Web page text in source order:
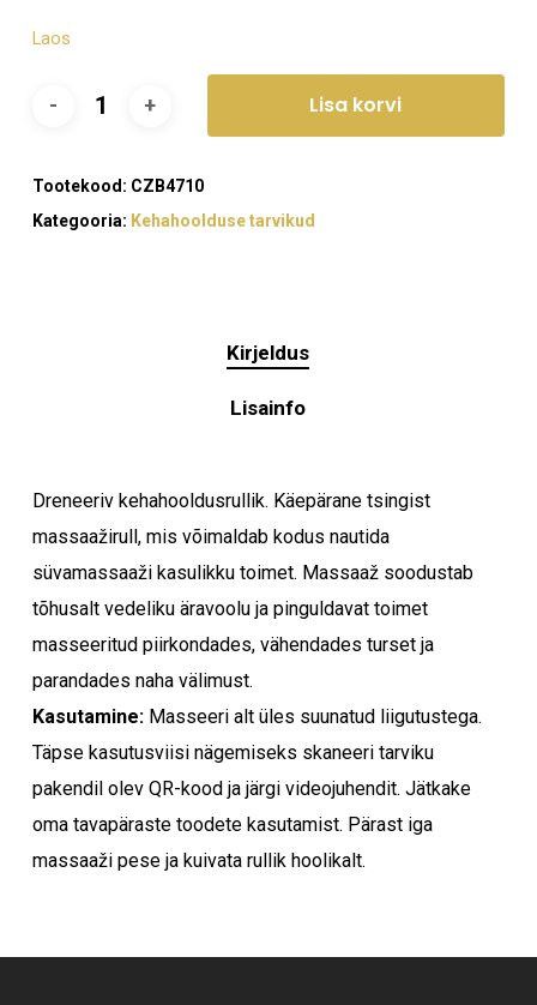
Ostukorvis ei ole tooteid.
Mine poodi
Laos
Lisa korvi
Tootekood: CZB4710
Kategooria: Kehahoolduse tarvikud
Kirjeldus
Lisainfo
Dreneeriv kehahooldusrullik. Käepärane tsingist
massaažirull, mis võimaldab kodus nautida
süvamassaaži kasulikku toimet. Massaaž soodustab
tõhusalt vedeliku äravoolu ja pinguldavat toimet
masseeritud piirkondades, vähendades turset ja
parandades naha välimust.
Kasutamine:Masseeri alt üles suunatud liigutustega.
Täpse kasutusviisi nägemiseks skaneeri tarviku
pakendil olev QR-kood ja järgi videojuhendit. Jätkake
oma tavapäraste toodete kasutamist. Pärast iga
massaaži pese ja kuivata rullik hoolikalt.